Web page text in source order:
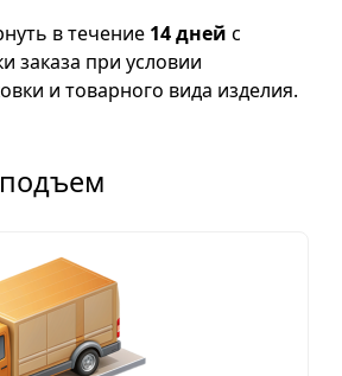
в течение 14 дней с
заказа при условии
и товарного вида изделия.